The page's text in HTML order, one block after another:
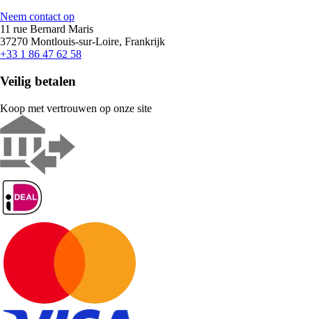
Neem contact op
11 rue Bernard Maris
37270 Montlouis-sur-Loire, Frankrijk
+33 1 86 47 62 58
Veilig betalen
Koop met vertrouwen op onze site